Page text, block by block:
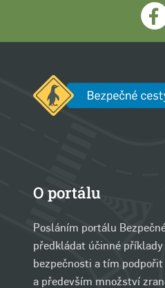
O portálu
Posláním portálu
předkládat účinné
bezpečnosti a tím
a především množství